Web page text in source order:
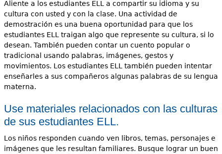
Aliente a los estudiantes ELL a compartir su idioma y su
cultura con usted y con la clase. Una actividad de
demostración es una buena oportunidad para que los
estudiantes ELL traigan algo que represente su cultura, si lo
desean. También pueden contar un cuento popular o
tradicional usando palabras, imágenes, gestos y
movimientos. Los estudiantes ELL también pueden intentar
enseñarles a sus compañeros algunas palabras de su lengua
materna.
Use materiales relacionados con las culturas
de sus estudiantes ELL.
Los niños responden cuando ven libros, temas, personajes e
imágenes que les resultan familiares. Busque lograr un buen